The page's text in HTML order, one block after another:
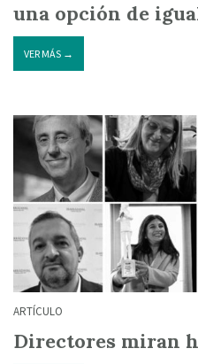
una opción de
VER MÁS →
ARTÍCULO
Directores miran